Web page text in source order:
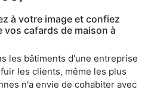
à votre image et confiez
cafards de maison à
les bâtiments d'une entreprise
les clients, même les plus
n'a envie de cohabiter avec